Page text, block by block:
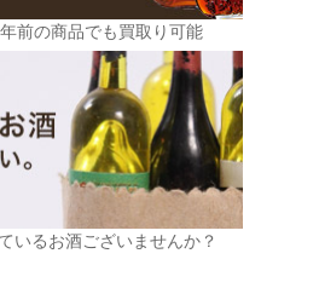
前の商品でも買取り可能
いるお酒ございませんか？